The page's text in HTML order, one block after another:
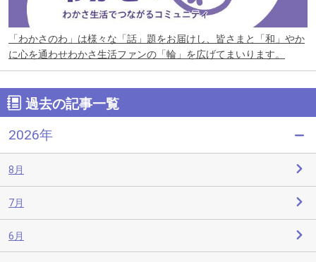
「わかさのわ」は様々な「話」題をお届けし、皆さまと「和」やか
に心を通わせわかさ生活ファンの「輪」を広げてまいります。
過去の記事一覧
2026年
8月
7月
6月